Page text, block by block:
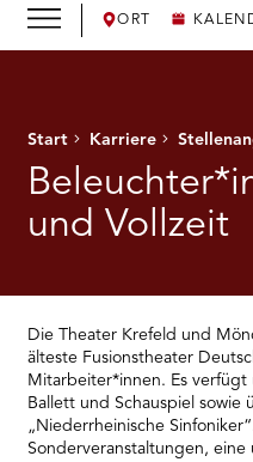
ORT
WIR ÖFFNEN
DAS THEATER ÖFFNEN
Start Karriere
und Vollzeit
Die Theater Krefeld und
älteste Fusionstheater
Mitarbeiter*innen. Es
Ballett und Schauspiel sowie
„Niederrheinische
Sonderveranstaltungen, eine